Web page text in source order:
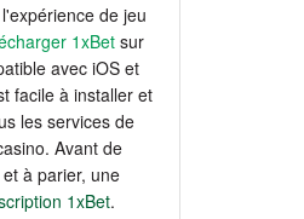
de jeu
1xBetsur
avec iOS et
facile à installer et
les services de
Avant de
à parier, une
1xBet.